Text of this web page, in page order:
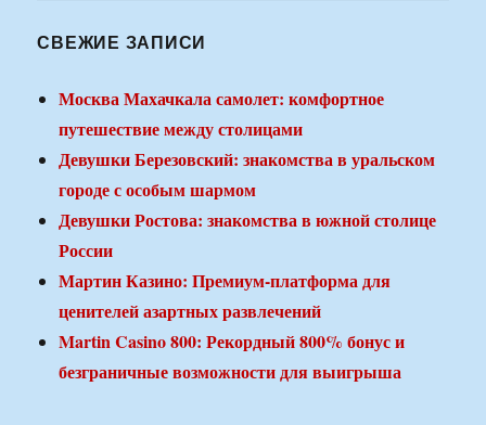
СВЕЖИЕ ЗАПИСИ
Москва Махачкала самолет: комфортное
путешествие между столицами
Девушки Березовский: знакомства в уральском
городе с особым шармом
Девушки Ростова: знакомства в южной столице
России
Мартин Казино: Премиум-платформа для
ценителей азартных развлечений
Martin Casino 800: Рекордный 800% бонус и
безграничные возможности для выигрыша